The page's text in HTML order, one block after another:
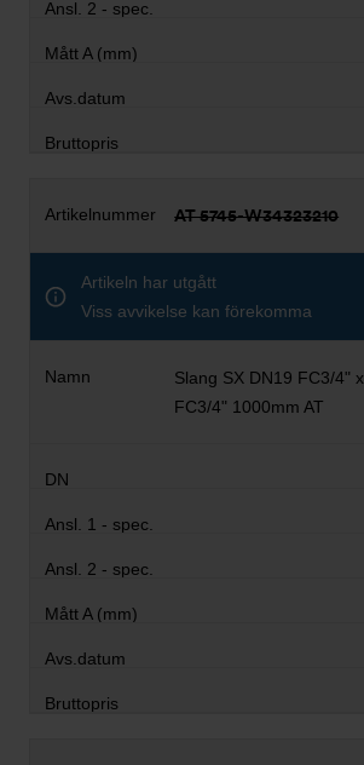
AT 5745-W34323210
Artikeln har utgått
Viss avvikelse kan förekomma
Slang SX DN19 FC3/4" x
FC3/4" 1000mm AT